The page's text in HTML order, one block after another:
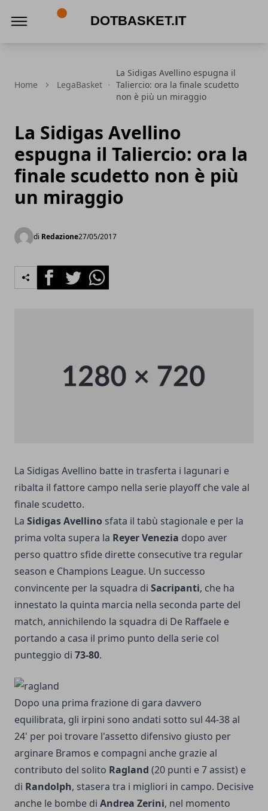
Home LegaBasket
La Sidigas Avellino espugna il
Taliercio: ora la finale scudetto
non è più un miraggio
La Sidigas Avellino
espugna il Taliercio: ora la
finale scudetto non è più
un miraggio
di Redazione27/05/2017
FacebookTwitterWhatsapp
La Sidigas Avellino batte in trasferta i lagunari e
ribalta il fattore campo nella serie playoff che vale al
finale scudetto.
La Sidigas Avellino sfata il tabù stagionale e per la
prima volta supera la Reyer Venezia dopo aver
perso quattro sfide dirette consecutive tra regular
season e Champions League. Un successo
convincente per la squadra di Sacripanti, che ha
innestato la quinta marcia nella seconda parte del
match, annichilendo la squadra di De Raffaele e
portando a casa il primo punto della serie col
punteggio di 73-80.
Dopo una prima frazione di gara davvero
equilibrata, gli irpini sono andati sotto sul 44-38 al
24' per poi trovare l'assetto difensivo giusto per
arginare Bramos e compagni anche grazie al
contributo del solito Ragland (20 punti e 7 assist) e
di Randolph, stasera tra i migliori in campo. Decisive
anche le bombe di Andrea Zerini, nel momento